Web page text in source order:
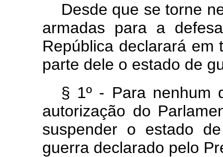
Desde que se torne
armadas para a
República declarará
parte dele o estado de
§ 1º - Para nenhum
autorização do
suspender o estado
guerra declarado pelo